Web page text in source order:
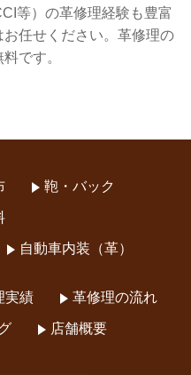
等）の革修理経験も豊富
任せください。革修理の
です。
鞄・バック
自動車内装（革）
実績 革修理の流れ
店舗概要